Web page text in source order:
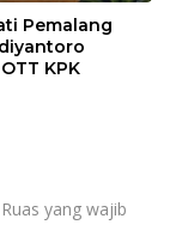
Pemalang
KPK
Ruas yang wajib